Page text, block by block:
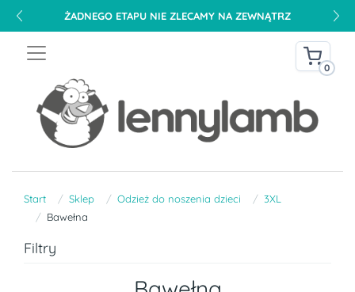
ŻADNEGO ETAPU NIE ZLECAMY NA ZEWNĄTRZ
0
Start Sklep Odzież do noszenia dzieci
3XL
Bawełna
Filtry